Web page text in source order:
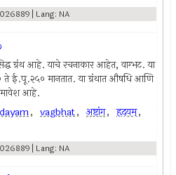
| Lang: NA
ग्रंथ आहे. याचे रचनाकार आहेत, वाग्भट. या
ते ई.पू.२५० मानतात. या ग्रंथात औषधि आणि
आहे.
, vagbhat, अष्टांग, हृदयम्,
| Lang: NA